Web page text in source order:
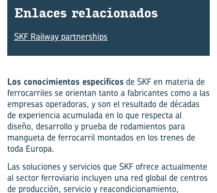
En­la­ces re­la­cio­na­dos
SKF Railway partnerships
Los conocimientos específicos de SKF en materia de
ferrocarriles se orientan tanto a fabricantes como a las
empresas operadoras, y son el resultado de décadas
de experiencia acumulada en lo que respecta al
diseño, desarrollo y prueba de rodamientos para
mangueta de ferrocarril montados en los trenes de
toda Europa.
Las soluciones y servicios que SKF ofrece actualmente
al sector ferroviario incluyen una red global de centros
de producción, servicio y reacondicionamiento,